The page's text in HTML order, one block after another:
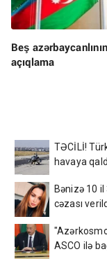
Beş
açıqlama
TƏCİLİ!
havaya
Bənizə 10
cəzası
ASCO ilə